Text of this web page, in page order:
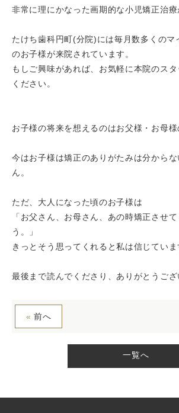
非常に理にかなった画期的な小児矯正治療
たけち歯科円町(分院)には毎月数多くのマ
のお子様が来院されています。
もしご興味があれば、お気軽に本院のス
ください。
お子様の将来を想えるのはお父様・お母様
今はお子様は矯正のありがたみは分から
ん。
ただ、大人になった頃のお子様は
「お父さん、お母さん、あの時矯正させ
う。」
きっとそう思ってくれると私は信じていま
最後まで読んでくださり、ありがとうござ
« 前へ
一覧へ